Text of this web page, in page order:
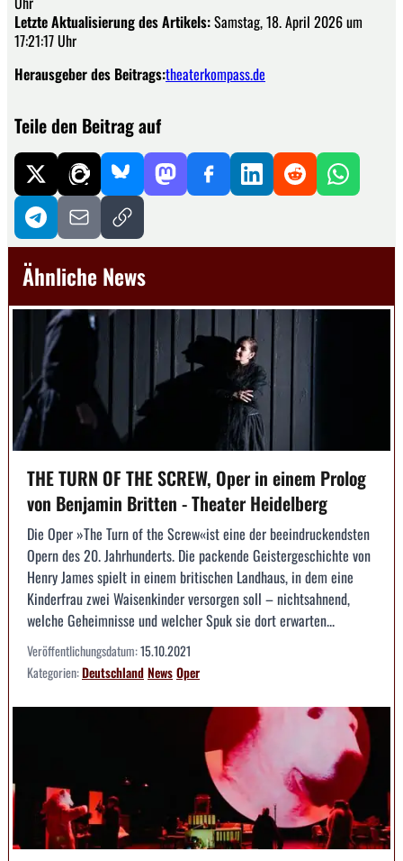
Letzte Aktualisierung des Artikels:Samstag, 18. April 2026 um
17:21:17 Uhr
Herausgeber des Beitrags:theaterkompass.de
Teile den Beitrag auf
Ähnliche News
THE TURN OF THE SCREW, Oper in einem Prolog
von Benjamin Britten - Theater Heidelberg
Die Oper »The Turn of the Screw«ist eine der beeindruckendsten
Opern des 20. Jahrhunderts. Die packende Geistergeschichte von
Henry James spielt in einem britischen Landhaus, in dem eine
Kinderfrau zwei Waisenkinder versorgen soll – nichtsahnend,
welche Geheimnisse und welcher Spuk sie dort erwarten...
Veröffentlichungsdatum:15.10.2021
Kategorien:DeutschlandNewsOper